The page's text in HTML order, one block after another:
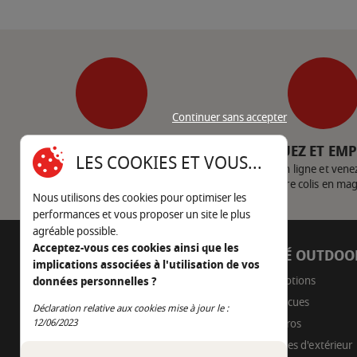
SERVICE CLIENT
Nous contacter
CLIQUEZ ET
Achetez en ligne et
votre colis en
AUTOUR DU FEU
05 45 22 98 09
Nous envoyer un e-mail
CÔTÉ
Promotions
Barbecues
Braseros
Cuisines d'extérieur
Continuer sans accepter
LES COOKIES ET VOUS...
Nous utilisons des cookies pour optimiser les
performances et vous proposer un site le plus
agréable possible.
Acceptez-vous ces cookies ainsi que les
implications associées à l'utilisation de vos
données personnelles ?
Déclaration relative aux cookies mise à jour le :
12/06/2023